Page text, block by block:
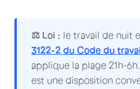
⚖️ Loi : le travail de nuit
3122-2 du Code du
applique la plage 21h-
est une disposition